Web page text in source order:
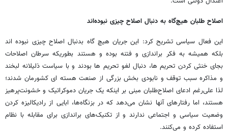
اصلاح طلبان هیچ‌گاه به دنبال اصلاح چیزی نبوده‌اند
این فعال سیاسی تشریح کرد: این جریان هیچ گاه بدنبال اصلاح چیزی نبوده اند
بلکه همیشه به فکر براندازی و فتنه بوده و هستند بطوریکه سرطان اصلاحات
بجای خنثی کردن تحریم ها، دنبال لغو تحریم ها بودند و با سیاست ذلیلانه لبخند
و مذاکره سبب توقف و نابودی بخش بزرگی از صنعت هسته ای کشورمان شدند؛
لذا علی‌رغم ادعای اصلاح‌طلبان مبنی بر اینکه یک جریان دموکراتیک و خشونت‌پرهیز
هستند، اما رفتارهای آنها نشان می‌دهد که در بزنگاه‌ها، ابایی از رادیکالیزه کردن
وضعیت سیاسی و اجتماعی ندارند و از تکنیک‌های براندازی برای مقابله با نظام
استفاده کرده و می‌کنند.